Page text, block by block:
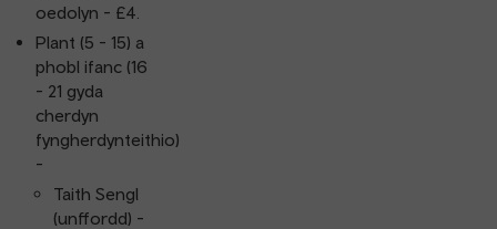
oedolyn - £4.
Plant (5 - 15) a
phobl ifanc (16
- 21 gyda
cherdyn
fyngherdynteithio)
-
Taith Sengl
(unffordd) -